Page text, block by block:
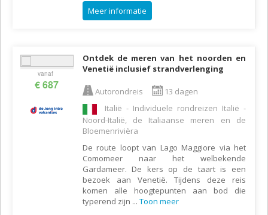
Meer informatie
vanaf
€ 687
Ontdek de meren van het noorden en
Venetië inclusief strandverlenging
Autorondreis
13 dagen
Italië - Individuele rondreizen Italië -
Noord-Italië, de Italiaanse meren en de
Bloemenrivièra
De route loopt van Lago Maggiore via het
Comomeer naar het welbekende
Gardameer. De kers op de taart is een
bezoek aan Venetië. Tijdens deze reis
komen alle hoogtepunten aan bod die
typerend zijn ... Toon meer